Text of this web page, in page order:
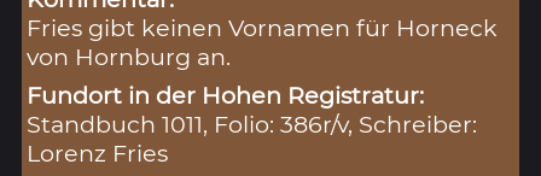
Fries gibt keinen Vornamen für Horneck
von Hornburg an.
Fundort in der Hohen Registratur:
Standbuch 1011, Folio: 386r/v, Schreiber:
Lorenz Fries